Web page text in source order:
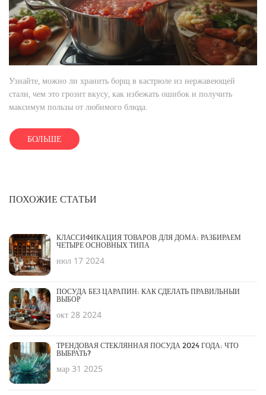
Узнайте, можно ли хранить борщ в кастрюле из нержавеющей
стали, чем это грозит вкусу, как избежать ошибок и получить
максимум пользы от любимого блюда.
БОЛЬШЕ
ПОХОЖИЕ СТАТЬИ
КЛАССИФИКАЦИЯ ТОВАРОВ ДЛЯ ДОМА: РАЗБИРАЕМ
ЧЕТЫРЕ ОСНОВНЫХ ТИПА
июл 17 2024
ПОСУДА БЕЗ ЦАРАПИН: КАК СДЕЛАТЬ ПРАВИЛЬНЫЙ
ВЫБОР
окт 28 2024
ТРЕНДОВАЯ СТЕКЛЯННАЯ ПОСУДА 2024 ГОДА: ЧТО
ВЫБРАТЬ?
мар 31 2025